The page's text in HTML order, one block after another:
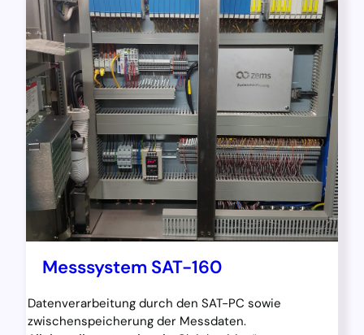
Messsystem SAT-160
Datenverarbeitung durch den SAT-PC sowie
zwischenspeicherung der Messdaten.